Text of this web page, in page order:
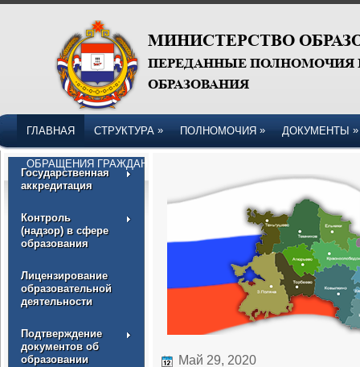
ГЛАВНАЯ СТРУКТУРА » ПОЛНОМОЧИЯ » ДОКУМЕНТЫ »
ОБРАЩЕНИЯ ГРАЖДАН
Государственная
аккредитация
Контроль
(надзор) в сфере
образования
Лицензирование
образовательной
деятельности
Подтверждение
документов об
образовании
Май 29, 2020